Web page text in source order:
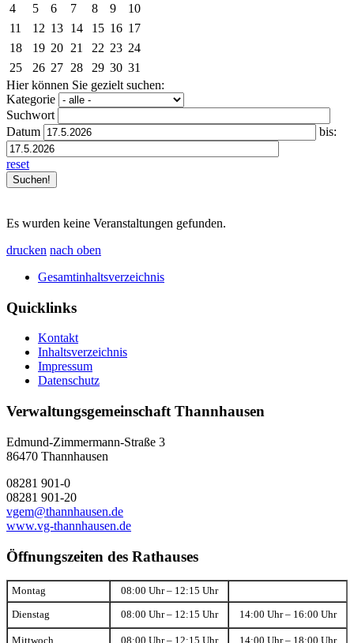
4
5 6 7 8 9
10
11
12 13 14 15 16 17
18
19 20 21 22 23 24
25
26 27 28 29 30 31
Hier können Sie gezielt suchen:
Kategorie
Suchwort
Datum
bis:
reset
Es wurden keine Veranstaltungen gefunden.
drucken nach oben
Gesamtinhaltsverzeichnis
Quicklinks
Kontakt
Inhaltsverzeichnis
Impressum
Datenschutz
Verwaltungsgemeinschaft Thannhausen
Edmund-Zimmermann-Straße 3
86470 Thannhausen
08281 901-0
08281 901-20
vgem@thannhausen.de
www.vg-thannhausen.de
Öffnungszeiten des Rathauses
Montag 08:00 Uhr – 12:15 Uhr
Dienstag 08:00 Uhr – 12:15 Uhr 14:00 Uhr – 16:00 Uhr